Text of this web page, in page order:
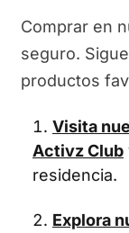
Comprar en
seguro.
productos
Visita
Activz Club
residencia.
Explora